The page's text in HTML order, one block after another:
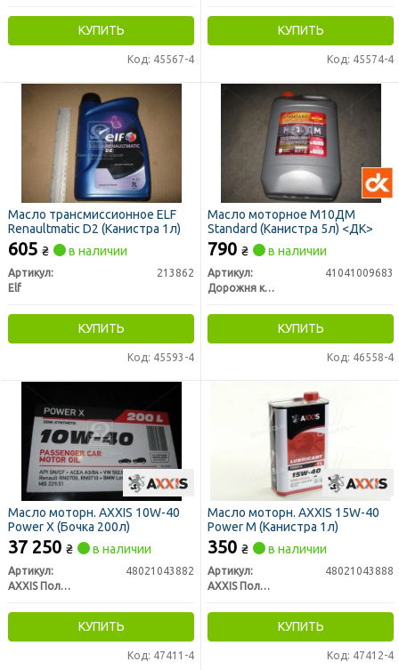
КУПИТЬ
Код: 45567-4
КУПИТЬ
Код: 45574-4
Масло трансмиссионное ELF
Renaultmatic D2 (Канистра 1л)
605 ₴ в наличии
Артикул:
213862
Elf
КУПИТЬ
Код: 45593-4
Масло моторное М10ДМ
Standard (Канистра 5л) <ДК>
790 ₴ в наличии
Артикул:
41041009683
Дорожня карта
КУПИТЬ
Код: 46558-4
Масло моторн. AXXIS 10W-40
Power Х (Бочка 200л)
37 250 ₴ в наличии
Артикул:
48021043882
AXXIS Польша
КУПИТЬ
Код: 47411-4
Масло моторн. AXXIS 15W-40
Power M (Канистра 1л)
350 ₴ в наличии
Артикул:
48021043888
AXXIS Польша
КУПИТЬ
Код: 47412-4